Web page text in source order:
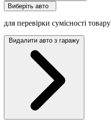
Виберіть авто
для перевірки сумісності товару
Видалити авто з гаражу